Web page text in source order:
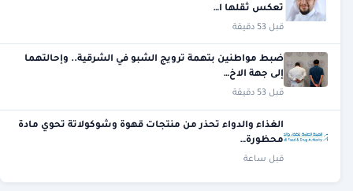
تعكس ثقلها ا…
قبل 53 دقيقة
ضبط مواطنين بتهمة ترويج الشبو في الشرقية.. وإحالتهما
إلى جهة الاخ…
قبل 53 دقيقة
الغذاء والدواء تحذر من منتجات قهوة وشوكولاتة تحوي مادة
محظورة…
قبل ساعة